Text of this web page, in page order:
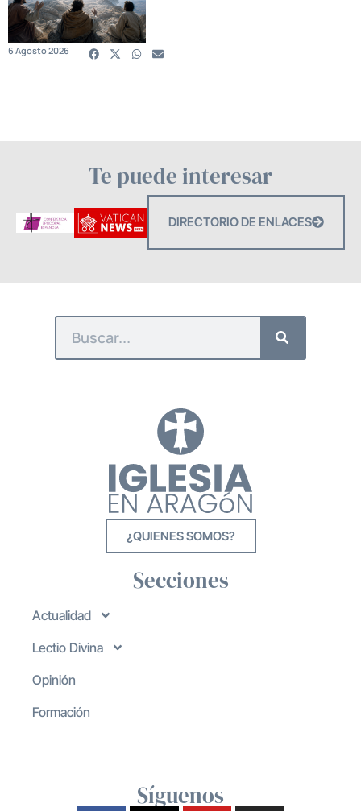
6 Agosto 2026
Te puede interesar
DIRECTORIO DE ENLACES
¿QUIENES SOMOS?
Secciones
Actualidad
Lectio Divina
Opinión
Formación
Síguenos